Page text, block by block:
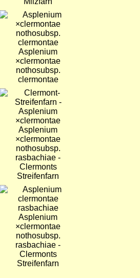
Bild
Asplenium
×clermontae
nothosubsp.
clermontae
Bild
Asplenium
×clermontae
nothosubsp.
rasbachiae -
Clermonts
Streifenfarn
Bild
Asplenium
×clermontae
nothosubsp.
rasbachiae -
Clermonts
Streifenfarn